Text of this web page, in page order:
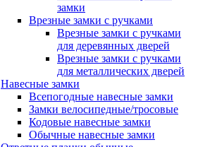
замки
Врезные замки с ручками
Врезные замки с ручками
для деревянных дверей
Врезные замки с ручками
для металлических дверей
Навесные замки
Всепогодные навесные замки
Замки велосипедные/тросовые
Кодовые навесные замки
Обычные навесные замки